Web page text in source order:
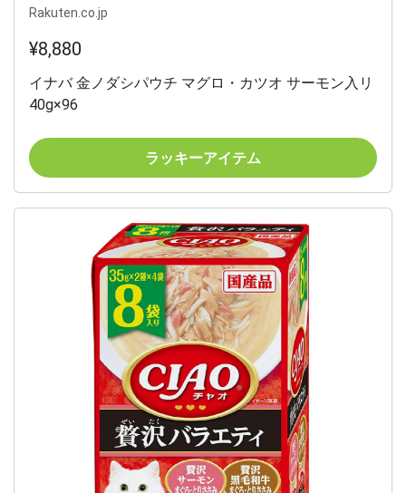
Rakuten.co.jp
¥8,880
イナバ 金ノダシパウチ マグロ・カツオ サーモン入リ
40g×96
ラッキーアイテム